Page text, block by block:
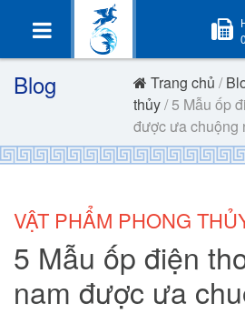
Blog Trang chủ /
thủy/ 5 Mẫu ốp
được ưa chuộng
VẬT PHẨM PHONG
5 Mẫu ốp điện
nam được ưa